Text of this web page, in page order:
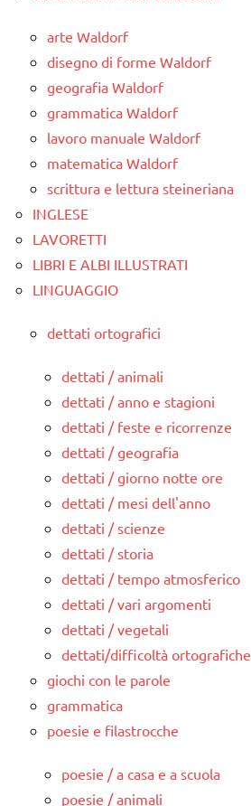
arte Waldorf
disegno di forme Waldorf
geografia Waldorf
grammatica Waldorf
lavoro manuale Waldorf
matematica Waldorf
scrittura e lettura steineriana
INGLESE
LAVORETTI
LIBRI E ALBI ILLUSTRATI
LINGUAGGIO
dettati ortografici
dettati / animali
dettati / anno e stagioni
dettati / feste e ricorrenze
dettati / geografia
dettati / giorno notte ore
dettati / mesi dell'anno
dettati / scienze
dettati / storia
dettati / tempo atmosferico
dettati / vari argomenti
dettati / vegetali
dettati/difficoltà ortografiche
giochi con le parole
grammatica
poesie e filastrocche
poesie / a casa e a scuola
poesie / animali